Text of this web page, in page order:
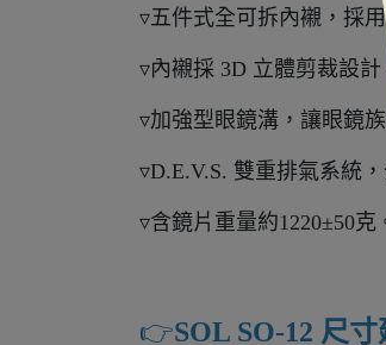
▿五件式全可拆內襯，採
▿內襯採 3D 立體剪裁設
▿加強型眼鏡溝，讓眼鏡族
▿D.E.V.S. 雙重排氣系統
▿含鏡片重量約1220±50克
👉️SOL SO-12 尺